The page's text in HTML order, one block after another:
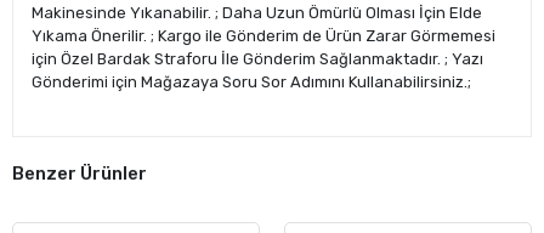
Makinesinde Yıkanabilir. ; Daha Uzun Ömürlü Olması İçin Elde
Yıkama Önerilir. ; Kargo ile Gönderim de Ürün Zarar Görmemesi
için Özel Bardak Straforu İle Gönderim Sağlanmaktadır. ; Yazı
Gönderimi için Mağazaya Soru Sor Adımını Kullanabilirsiniz.;
Benzer Ürünler